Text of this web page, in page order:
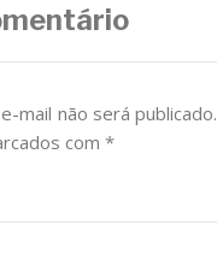
mail não será publicado.
com*